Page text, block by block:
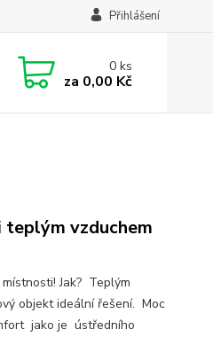
Přihlášení
0ks
za 0,00 Kč
vzduchem
Jak? Teplým
objekt ideální řešení. Moc
jako je ústředního